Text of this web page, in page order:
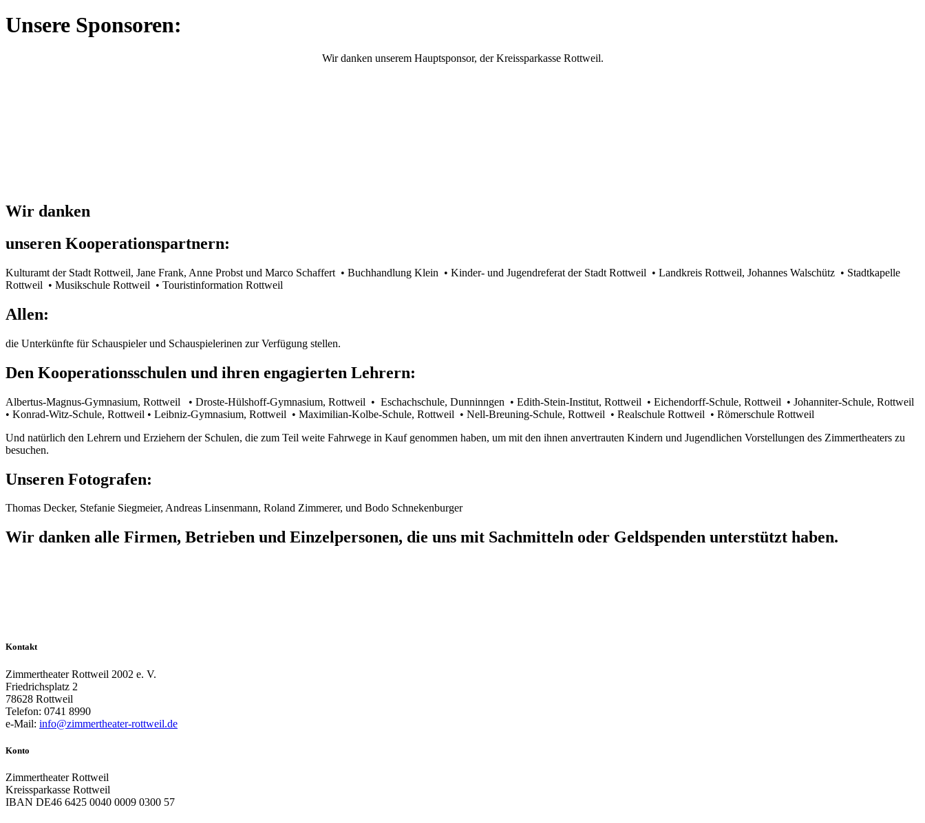
Unsere Sponsoren:
Wir danken unserem Hauptsponsor, der Kreissparkasse Rottweil.
Wir danken
unseren Kooperationspartnern:
Kulturamt der Stadt Rottweil, Jane Frank, Anne Probst und Marco Schaffert • Buchhandlung Klein • Kinder- und Jugendreferat der Stadt Rottweil • Landkreis Rottweil, Johannes Walschütz • Stadtkapelle
Rottweil • Musikschule Rottweil • Touristinformation Rottweil
Allen:
die Unterkünfte für Schauspieler und Schauspielerinen zur Verfügung stellen.
Den Kooperationsschulen und ihren engagierten Lehrern:
Albertus-Magnus-Gymnasium, Rottweil • Droste-Hülshoff-Gymnasium, Rottweil • Eschachschule, Dunninngen • Edith-Stein-Institut, Rottweil • Eichendorff-Schule, Rottweil • Johanniter-Schule, Rottweil
• Konrad-Witz-Schule, Rottweil • Leibniz-Gymnasium, Rottweil • Maximilian-Kolbe-Schule, Rottweil • Nell-Breuning-Schule, Rottweil • Realschule Rottweil • Römerschule Rottweil
Und natürlich den Lehrern und Erziehern der Schulen, die zum Teil weite Fahrwege in Kauf genommen haben, um mit den ihnen anvertrauten Kindern und Jugendlichen Vorstellungen des Zimmertheaters zu
besuchen.
Unseren Fotografen:
Thomas Decker, Stefanie Siegmeier, Andreas Linsenmann, Roland Zimmerer, und Bodo Schnekenburger
Wir danken alle Firmen, Betrieben und Einzelpersonen, die uns mit Sachmitteln oder Geldspenden unterstützt haben.
Kontakt
Zimmertheater Rottweil 2002 e. V.
Friedrichsplatz 2
78628 Rottweil
Telefon: 0741 8990
e-Mail: info@zimmertheater-rottweil.de
Konto
Zimmertheater Rottweil
Kreissparkasse Rottweil
IBAN DE46 6425 0040 0009 0300 57